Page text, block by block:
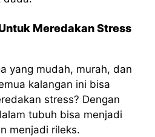
Meredakan Stress
yang mudah, murah, dan
kalangan ini bisa
stress? Dengan
tubuh bisa menjadi
menjadi rileks.